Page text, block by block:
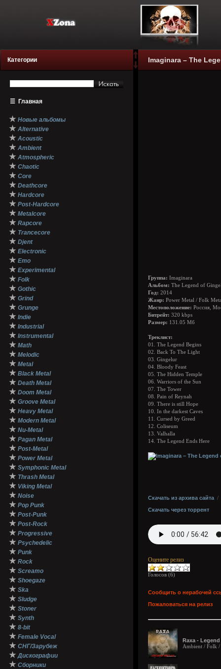
Категории
☰ Главная
★ Новые альбомы
★ Alternative
★ Acoustic
★ Ambient
★ Atmospheric
★ Chaotic
★ Core
★ Deathcore
★ Hardcore
★ Post-Hardcore
★ Metalcore
★ Rapcore
★ Trancecore
★ Djent
★ Electronic
★ Emo
★ Experimental
★ Folk
★ Gothic
★ Grind
★ Grunge
★ Indie
★ Industrial
★ Instrumental
★ Math
★ Melodic
★ Metal
★ Black Metal
★ Death Metal
★ Doom Metal
★ Groove Metal
★ Heavy Metal
★ Modern Metal
★ Nu-Metal
★ Pagan Metal
★ Post-Metal
★ Power Metal
★ Symphonic Metal
★ Thrash Metal
★ Viking Metal
★ Noise
★ Pop Punk
★ Post-Punk
★ Post-Rock
★ Progressive
★ Psychedelic
★ Punk
★ Rock
★ Screamo
★ Shoegaze
★ Ska
★ Sludge
★ Stoner
★ Synth
★ 8-bit
★ Female Vocal
★ СНГ/Зарубеж
★ Дискографии
★ Сборники
Imaginara – The
Группа: Imaginara
Альбом: The Legend of
Год: 2014
Жанр: Power Metal / Folk
Местоположение: Россия,
Битрейт: 320 kbps
Размер: 131.05 Мб
Треклист:
01. The Legend Begins
02. Back To The Light
03. Gingelur
04. Bloody Feast
05. The Hidden Temple
06. Warriors of the Sun
07. The Tower
08. Pain of Reynah
09. There is still Hope
10. In the darkest Caves
11. Cursed by Greed
12. Coliseum
13. Valhalla
14. The Legend Ends Here
Скачать из архива сайта /
Скачать через торрент
Оцените релиз
Голосов (6)
Сообщить о нерабочей
Пожаловаться на релиз
Raxa -
Ambient / Folk /